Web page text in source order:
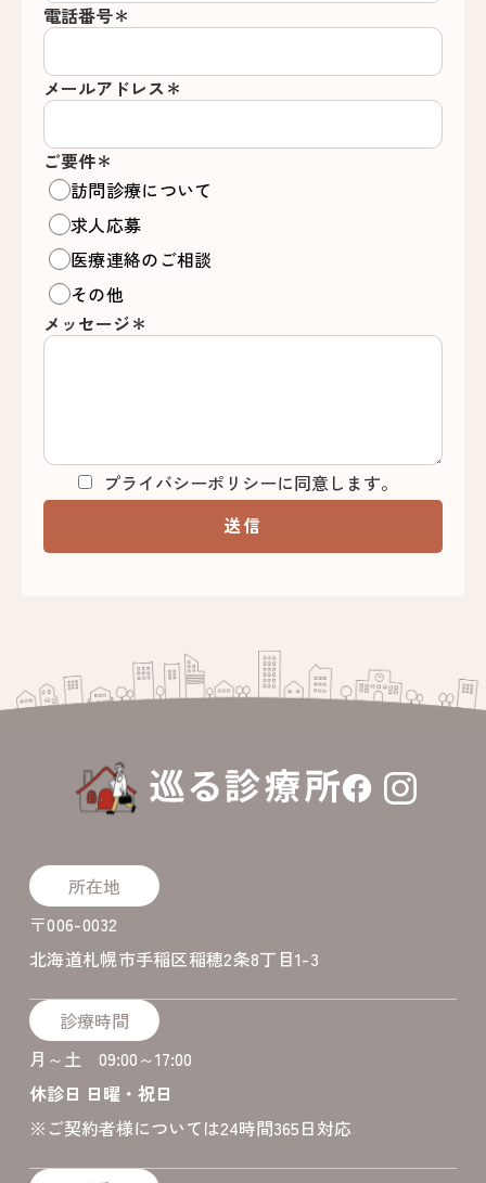
電話番号＊
メールアドレス＊
ご要件＊
訪問診療について
求人応募
医療連絡のご相談
その他
メッセージ＊
プライバシーポリシーに同意します。
送信
所在地
〒006-0032
北海道札幌市手稲区稲穂2条8丁目1-3
診療時間
月～土 09:00～17:00
休診日 日曜・祝日
​※ご契約者様については24時間365日対応